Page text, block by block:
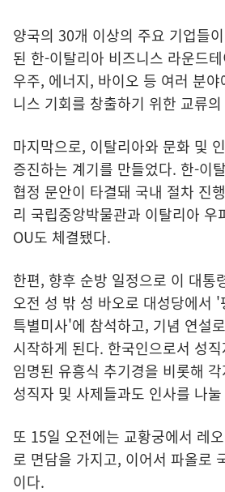
양국의 30개 이상의 주요 기업들
된 한-이탈리아 비즈니스 라운드
우주, 에너지, 바이오 등 여러 분
니스 기회를 창출하기 위한 교류
마지막으로, 이탈리아와 문화 및
증진하는 계기를 만들었다. 한-이
협정 문안이 타결돼 국내 절차 진
리 국립중앙박물관과 이탈리아 우
OU도 체결됐다.
한편, 향후 순방 일정으로 이 대통
오전 성 밖 성 바오로 대성당에서
특별미사'에 참석하고, 기념 연설
시작하게 된다. 한국인으로서 성
임명된 유흥식 추기경을 비롯해
성직자 및 사제들과도 인사를 나
또 15일 오전에는 교황궁에서 레
로 면담을 가지고, 이어서 파올로
이다.